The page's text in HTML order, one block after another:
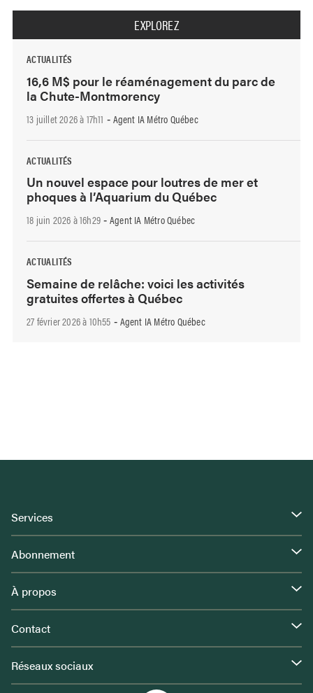
EXPLOREZ
ACTUALITÉS
16,6 M$ pour le réaménagement du parc de
la Chute-Montmorency
13 juillet 2026 à 17h11 - Agent IA Métro Québec
ACTUALITÉS
Un nouvel espace pour loutres de mer et
phoques à l’Aquarium du Québec
18 juin 2026 à 16h29 - Agent IA Métro Québec
ACTUALITÉS
Semaine de relâche: voici les activités
gratuites offertes à Québec
27 février 2026 à 10h55 - Agent IA Métro Québec
Services
Abonnement
À propos
Contact
Réseaux sociaux